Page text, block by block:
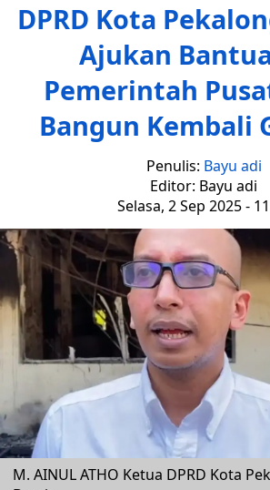
DPRD Kota
Ajukan
Pemerintah
Bangun Kembali
Penulis: Bayu adi
Editor: Bayu adi
Selasa, 2 Sep 2025 -
M. AINUL ATHO Ketua DPRD Kota